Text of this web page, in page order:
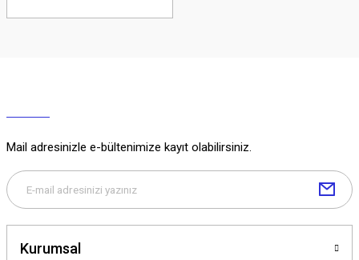
Mail adresinizle e-bültenimize kayıt olabilirsiniz.
Kurumsal